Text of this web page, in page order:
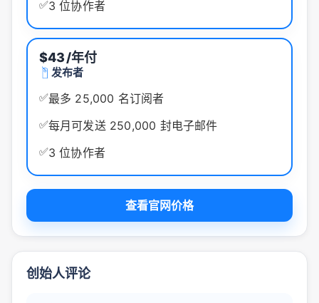
✅3 位协作者
$43/年付
发布者
✅最多 25,000 名订阅者
✅每月可发送 250,000 封电子邮件
✅3 位协作者
查看官网价格
创始人评论